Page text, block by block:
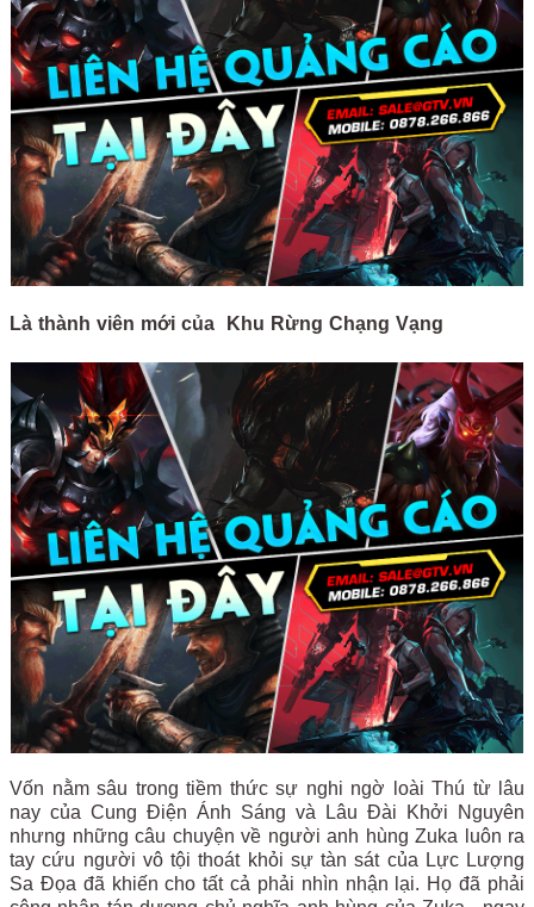
Là thành viên mới của Khu Rừng Chạng Vạng
Vốn nằm sâu trong tiềm thức sự nghi ngờ loài Thú từ lâu
nay của Cung Điện Ánh Sáng và Lâu Đài Khởi Nguyên
nhưng những câu chuyện về người anh hùng Zuka luôn ra
tay cứu người vô tội thoát khỏi sự tàn sát của Lực Lượng
Sa Đọa đã khiến cho tất cả phải nhìn nhận lại. Họ đã phải